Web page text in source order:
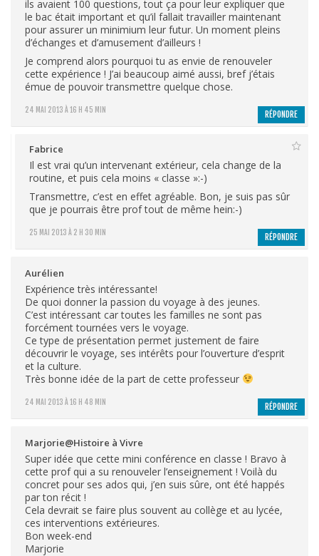
24 MAI 2013 À 16 H 45 MIN
ils avaient 100 questions, tout ça pour leur expliquer que
le bac était important et qu’il fallait travailler maintenant
pour assurer un minimium leur futur. Un moment pleins
d’échanges et d’amusement d’ailleurs !
Je comprend alors pourquoi tu as envie de renouveler
cette expérience ! J’ai beaucoup aimé aussi, bref j’étais
émue de pouvoir transmettre quelque chose.
RÉPONDRE
Fabrice
25 MAI 2013 À 2 H 30 MIN
Il est vrai qu’un intervenant extérieur, cela change de la
routine, et puis cela moins « classe »:-)
Transmettre, c’est en effet agréable. Bon, je suis pas sûr
que je pourrais être prof tout de même hein:-)
RÉPONDRE
Aurélien
24 MAI 2013 À 16 H 48 MIN
Expérience très intéressante!
De quoi donner la passion du voyage à des jeunes.
C’est intéressant car toutes les familles ne sont pas
forcément tournées vers le voyage.
Ce type de présentation permet justement de faire
découvrir le voyage, ses intérêts pour l’ouverture d’esprit
et la culture.
Très bonne idée de la part de cette professeur
RÉPONDRE
Marjorie@Histoire à Vivre
Super idée que cette mini conférence en classe ! Bravo à
cette prof qui a su renouveler l’enseignement ! Voilà du
concret pour ses ados qui, j’en suis sûre, ont été happés
par ton récit !
Cela devrait se faire plus souvent au collège et au lycée,
ces interventions extérieures.
Bon week-end
Marjorie